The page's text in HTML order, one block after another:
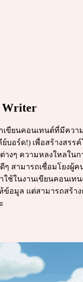
Writer
เขียนคอนเทนต์ที่มีควา
บอร์ด!) เพื่อสร้างสรร
างๆ ความหลงใหลใน
ๆ สามารถเชื่อมโยงผู้
ช้ในงานเขียนคอนเทน
ข้อมูล แต่สามารถสร้า